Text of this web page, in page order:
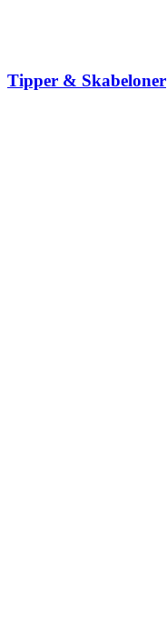
Tipper & Skabeloner